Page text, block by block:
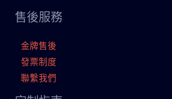
售後服務
金牌售後
發票制度
聯繫我們